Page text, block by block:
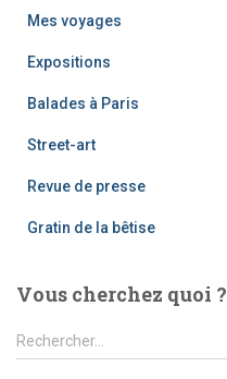
publications
Mes voyages
Expositions
Balades à Paris
Street-art
Revue de presse
Gratin de la bêtise
Vous cherchez quoi ?
R
e
Rechercher…